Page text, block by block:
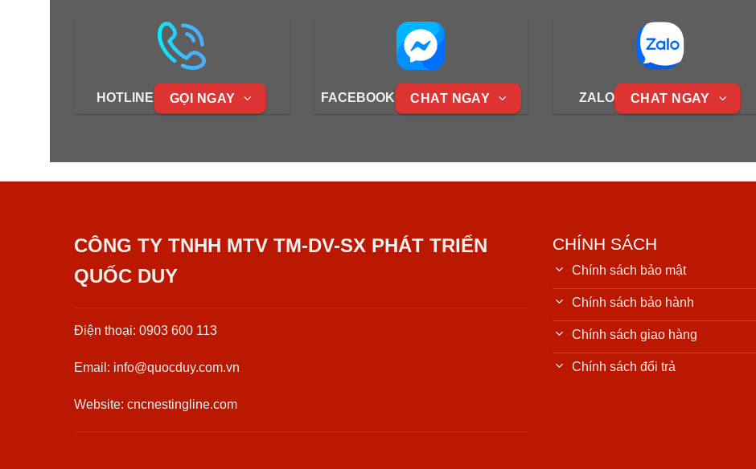
HOTLINE GỌI NGAY FACEBOOK CHAT NGAY ZALO CHAT NGAY
CÔNG TY TNHH MTV TM-DV-SX PHÁT TRIỂN
QUỐC DUY
Điện thoại: 0903 600 113
Email: info@quocduy.com.vn
Website: cncnestingline.com
CHÍNH SÁCH
Chính sách bảo mật
Chính sách bảo hành
Chính sách giao hàng
Chính sách đổi trả